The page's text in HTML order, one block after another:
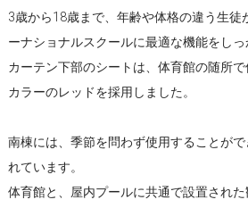
3歳から18歳まで、年齢や体格の違う生徒
ーナショナルスクールに最適な機能をしっ
カーテン下部のシートは、体育館の随所
カラーのレッドを採用しました。
南棟には、季節を問わず使用することが
れています。
体育館と、屋内プールに共通で設置された